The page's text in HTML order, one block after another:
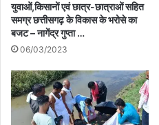
युवाओं,किसानों एवं छात्र-छात्राओं सहित
समग्र छत्तीसगढ़ के विकास के भरोसे का
बजट – नागेंद्र गुप्ता …
06/03/2023